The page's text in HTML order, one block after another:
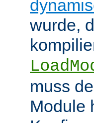
wurde,
muss
Module